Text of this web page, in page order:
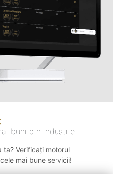
buni din industrie
ta? Verificați motorul
mai bune servicii!